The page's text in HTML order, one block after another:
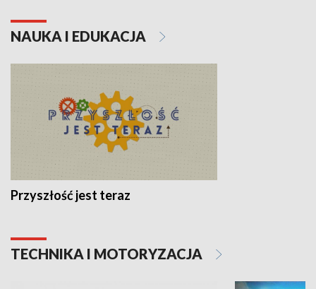
NAUKA I EDUKACJA
Przyszłość jest teraz
TECHNIKA I MOTORYZACJA